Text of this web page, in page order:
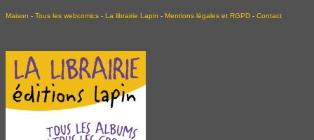
Maison - Tous les webcomics - La librairie Lapin - Mentions légales et RGPD - Contact